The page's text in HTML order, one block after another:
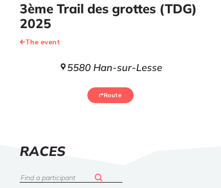
3ème Trail des grottes (TDG)
2025
The event
5580 Han-sur-Lesse
Route
LIST
RACES
Search